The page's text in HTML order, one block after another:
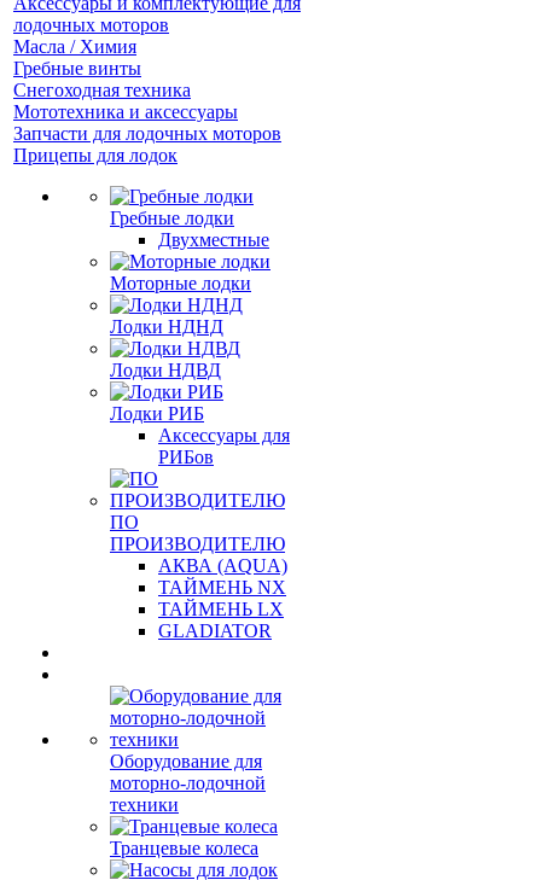
лодочных моторов
Масла / Химия
Гребные винты
Снегоходная техника
Мототехника и аксессуары
Запчасти для лодочных моторов
Прицепы для лодок
Гребные лодки
Двухместные
Моторные лодки
Лодки НДНД
Лодки НДВД
Лодки РИБ
Аксессуары для
РИБов
ПО
ПРОИЗВОДИТЕЛЮ
АКВА (AQUA)
ТАЙМЕНЬ NX
ТАЙМЕНЬ LX
GLADIATOR
Оборудование для
моторно-лодочной
техники
Транцевые колеса